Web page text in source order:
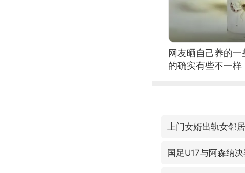
网友晒自己养的
的确实有些不一样
上门女婿出轨女邻
国足U17与阿森纳